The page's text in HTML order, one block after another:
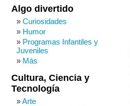
Algo divertido
Curiosidades
Humor
Programas Infantiles y
Juveniles
Más
Cultura, Ciencia y
Tecnología
Arte